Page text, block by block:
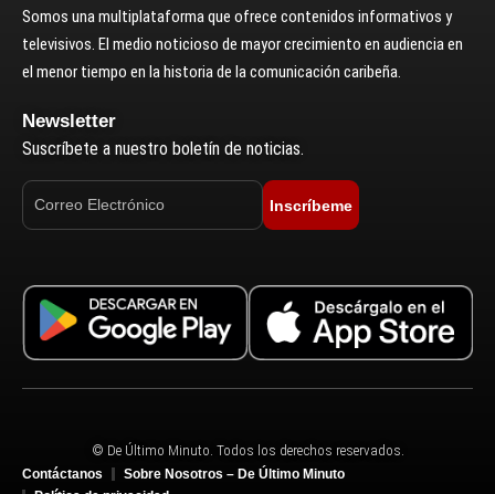
Somos una multiplataforma que ofrece contenidos informativos y
televisivos. El medio noticioso de mayor crecimiento en audiencia en
el menor tiempo en la historia de la comunicación caribeña.
Newsletter
Suscríbete a nuestro boletín de noticias.
Inscríbeme
© De Último Minuto. Todos los derechos reservados.
Contáctanos
Sobre Nosotros – De Último Minuto